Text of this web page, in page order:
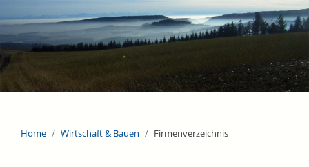
Home Wirtschaft & Bauen Firmenverzeichnis